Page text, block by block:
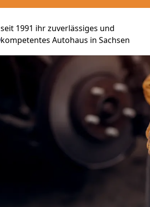
seit 1991 ihr zuverlässiges und
kompetentes Autohaus in Sachsen